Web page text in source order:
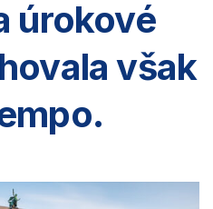
úrokové
však